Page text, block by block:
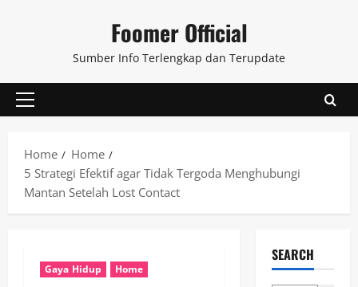
Foomer Official
Sumber Info Terlengkap dan Terupdate
Primary
Home
Home
5 Strategi Efektif agar Tidak Tergoda Menghubungi
Mantan Setelah Lost Contact
Gaya Hidup Home
SEARCH